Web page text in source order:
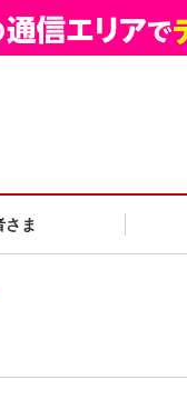
さま